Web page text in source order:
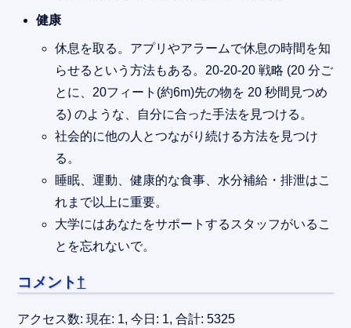
健康
休息を取る。アプリやアラームで休息の時間を知
らせるという方法もある。20-20-20 戦略 (20 分ご
とに、20フィート(約6m)先の物を 20 秒間見つめ
る) のような、自分に合った手法を見つける。
社会的に他の人とつながり続ける方法を見つけ
る。
睡眠、運動、健康的な食事、水分補給・排泄はこ
れまで以上に重要。
大学にはあなたをサポートするスタッフがいるこ
とを忘れないで。
コメント†
アクセス数: 現在: 1, 今日: 1, 合計: 5325